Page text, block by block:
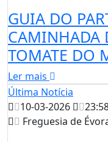
GUIA DO
CAMINHADA
TOMATE DO
Ler mais
Última Notícia
10-03-2026
Freguesia de